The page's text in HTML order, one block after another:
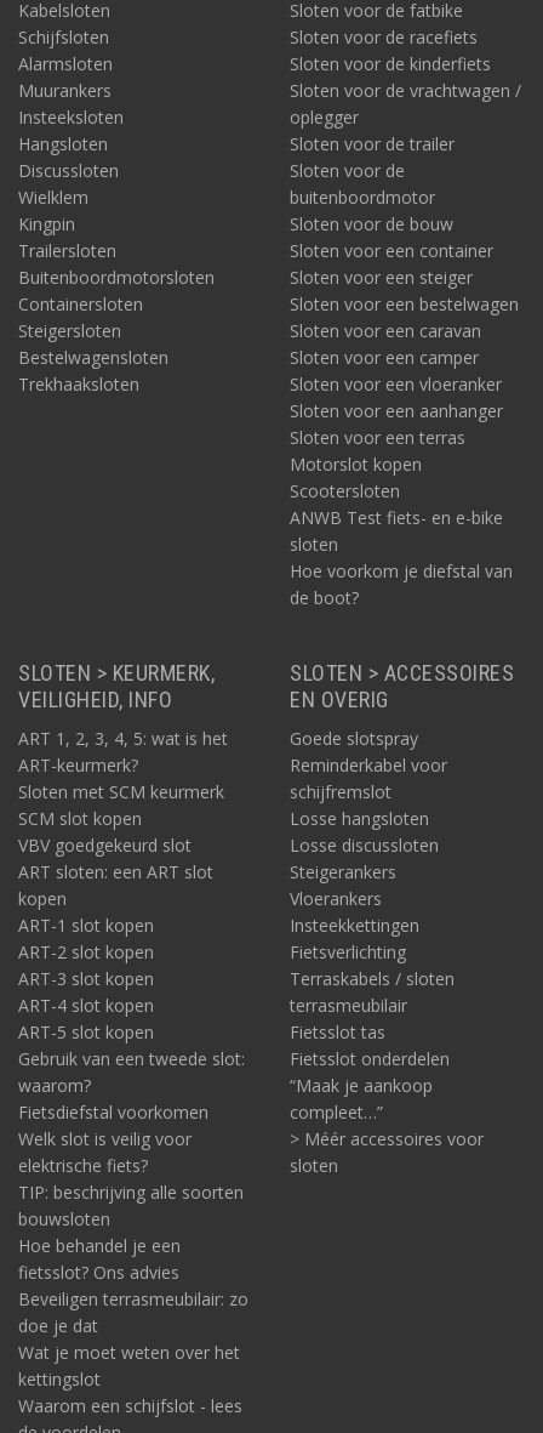
Kabelsloten
Schijfsloten
Alarmsloten
Muurankers
Insteeksloten
Hangsloten
Discussloten
Wielklem
Kingpin
Trailersloten
Buitenboordmotorsloten
Containersloten
Steigersloten
Bestelwagensloten
Trekhaaksloten
Sloten voor de fatbike
Sloten voor de racefiets
Sloten voor de kinderfiets
Sloten voor de vrachtwagen /
oplegger
Sloten voor de trailer
Sloten voor de
buitenboordmotor
Sloten voor de bouw
Sloten voor een container
Sloten voor een steiger
Sloten voor een bestelwagen
Sloten voor een caravan
Sloten voor een camper
Sloten voor een vloeranker
Sloten voor een aanhanger
Sloten voor een terras
Motorslot kopen
Scootersloten
ANWB Test fiets- en e-bike
sloten
Hoe voorkom je diefstal van
de boot?
SLOTEN > KEURMERK,
VEILIGHEID, INFO
ART 1, 2, 3, 4, 5: wat is het
ART-keurmerk?
Sloten met SCM keurmerk
SCM slot kopen
VBV goedgekeurd slot
ART sloten: een ART slot
kopen
ART-1 slot kopen
ART-2 slot kopen
ART-3 slot kopen
ART-4 slot kopen
ART-5 slot kopen
Gebruik van een tweede slot:
waarom?
Fietsdiefstal voorkomen
Welk slot is veilig voor
elektrische fiets?
TIP: beschrijving alle soorten
bouwsloten
Hoe behandel je een
fietsslot? Ons advies
Beveiligen terrasmeubilair: zo
doe je dat
Wat je moet weten over het
kettingslot
Waarom een schijfslot - lees
SLOTEN > ACCESSOIRES
EN OVERIG
Goede slotspray
Reminderkabel voor
schijfremslot
Losse hangsloten
Losse discussloten
Steigerankers
Vloerankers
Insteekkettingen
Fietsverlichting
Terraskabels / sloten
terrasmeubilair
Fietsslot tas
Fietsslot onderdelen
“Maak je aankoop
compleet…”
> Méér accessoires voor
sloten